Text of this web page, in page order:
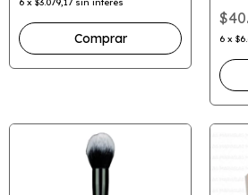
6 x $3.079,17 sin interés
Comprar 6 x